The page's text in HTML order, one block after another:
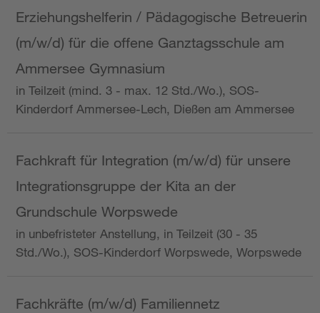
Erziehungshelferin / Pädagogische Betreuerin
(m/w/d) für die offene Ganztagsschule am
Ammersee Gymnasium
in Teilzeit (mind. 3 - max. 12 Std./Wo.), SOS-
Kinderdorf Ammersee-Lech, Dießen am Ammersee
Fachkraft für Integration (m/w/d) für unsere
Integrationsgruppe der Kita an der
Grundschule Worpswede
in unbefristeter Anstellung, in Teilzeit (30 - 35
Std./Wo.), SOS-Kinderdorf Worpswede, Worpswede
Fachkräfte (m/w/d) Familiennetz